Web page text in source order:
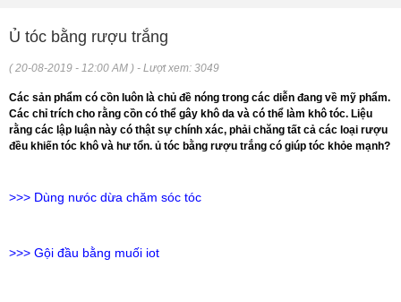
Ủ tóc bằng rượu trắng
( 20-08-2019 - 12:00 AM ) - Lượt xem: 3049
Các sản phẩm có cồn luôn là chủ đề nóng trong các diễn đang về mỹ phẩm.
Các chỉ trích cho rằng cồn có thể gây khô da và có thể làm khô tóc. Liệu
rằng các lập luận này có thật sự chính xác, phải chăng tất cả các loại rượu
đều khiến tóc khô và hư tổn. ủ tóc bằng rượu trắng có giúp tóc khỏe mạnh?
>>> Dùng nưóc dừa chăm sóc tóc
>>> Gội đầu bằng muối iot